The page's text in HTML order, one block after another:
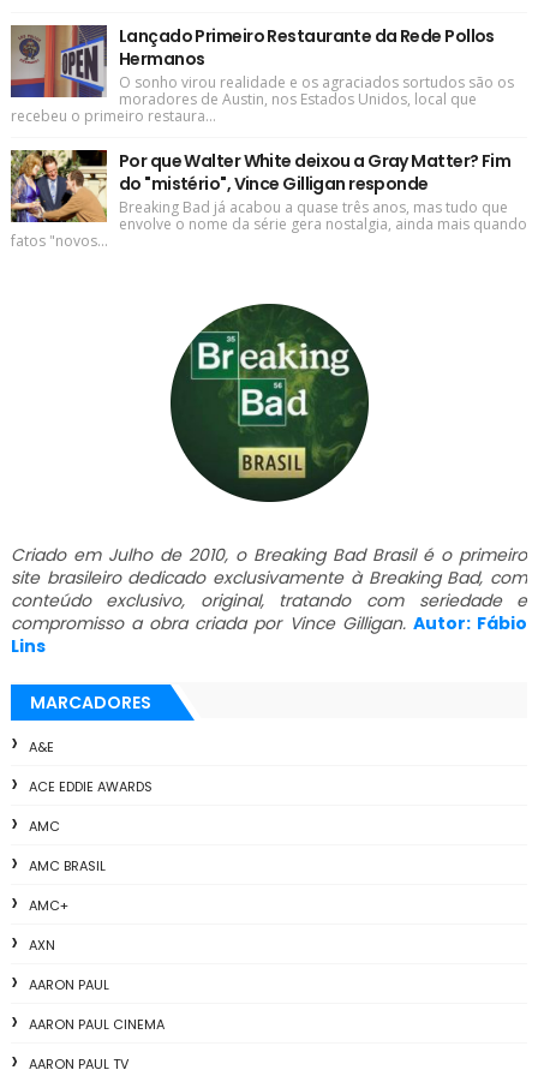
Lançado Primeiro Restaurante da Rede Pollos
Hermanos
O sonho virou realidade e os agraciados sortudos são os
moradores de Austin, nos Estados Unidos, local que
recebeu o primeiro restaura...
Por que Walter White deixou a Gray Matter? Fim
do "mistério", Vince Gilligan responde
Breaking Bad já acabou a quase três anos, mas tudo que
envolve o nome da série gera nostalgia, ainda mais quando
fatos "novos...
Criado em Julho de 2010, o Breaking Bad Brasil é o primeiro
site brasileiro dedicado exclusivamente à Breaking Bad, com
conteúdo exclusivo, original, tratando com seriedade e
compromisso a obra criada por Vince Gilligan. Autor: Fábio
Lins
MARCADORES
A&E
ACE EDDIE AWARDS
AMC
AMC BRASIL
AMC+
AXN
AARON PAUL
AARON PAUL CINEMA
AARON PAUL TV